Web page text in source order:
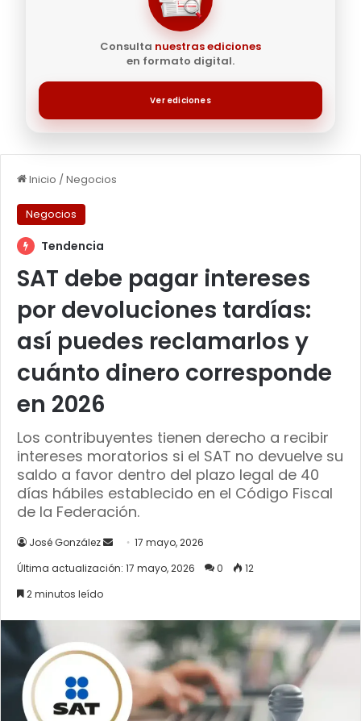
Consulta nuestras ediciones
en formato digital.
Ver ediciones
Inicio /Negocios
Negocios
Tendencia
SAT debe pagar intereses
por devoluciones tardías:
así puedes reclamarlos y
cuánto dinero corresponde
en 2026
Los contribuyentes tienen derecho a recibir
intereses moratorios si el SAT no devuelve su
saldo a favor dentro del plazo legal de 40
días hábiles establecido en el Código Fiscal
de la Federación.
José González
Send
an
17 mayo, 2026
Última actualización: 17 mayo, 2026
0
12
2 minutos leído